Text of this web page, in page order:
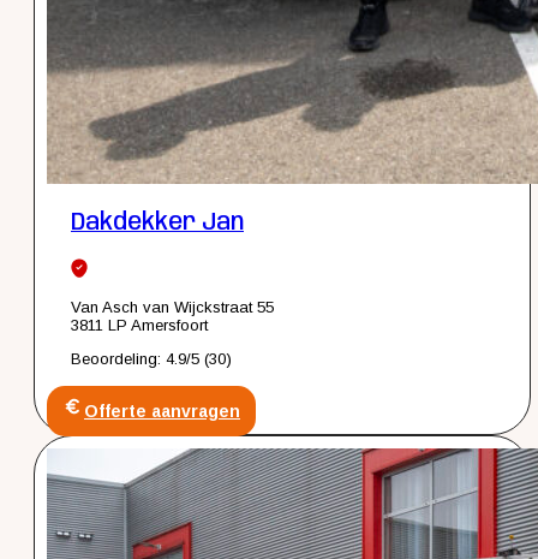
Dakdekker Jan
Van Asch van Wijckstraat 55
3811 LP Amersfoort
Beoordeling: 4.9/5 (30)
Offerte aanvragen